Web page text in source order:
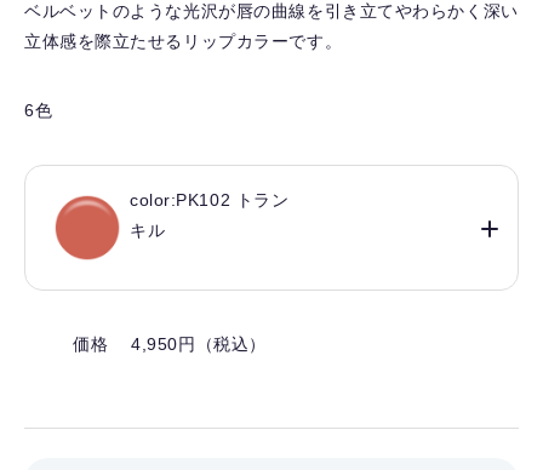
解
ベルベットのような光沢が唇の曲線を引き立てやわらかく深い
立体感を際立たせるリップカラーです。
6色
color:PK102 トラン
キル
価格 4,950円（税込）